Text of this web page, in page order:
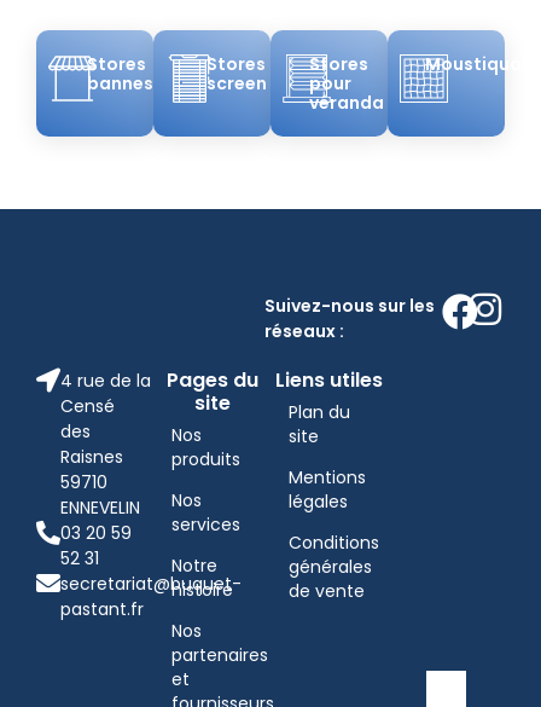
Stores
bannes
Stores
screen
Stores
pour
véranda
Suivez-nous sur les
réseaux :
4 rue de la
Censé
des
Raisnes
59710
ENNEVELIN
03 20 59
52 31
secretariat@buquet-
pastant.fr
Pages du
site
Nos
produits
Nos
services
Notre
histoire
Nos
partenaires
et
Liens utiles
Plan du
site
Mentions
légales
Conditions
générales
de vente